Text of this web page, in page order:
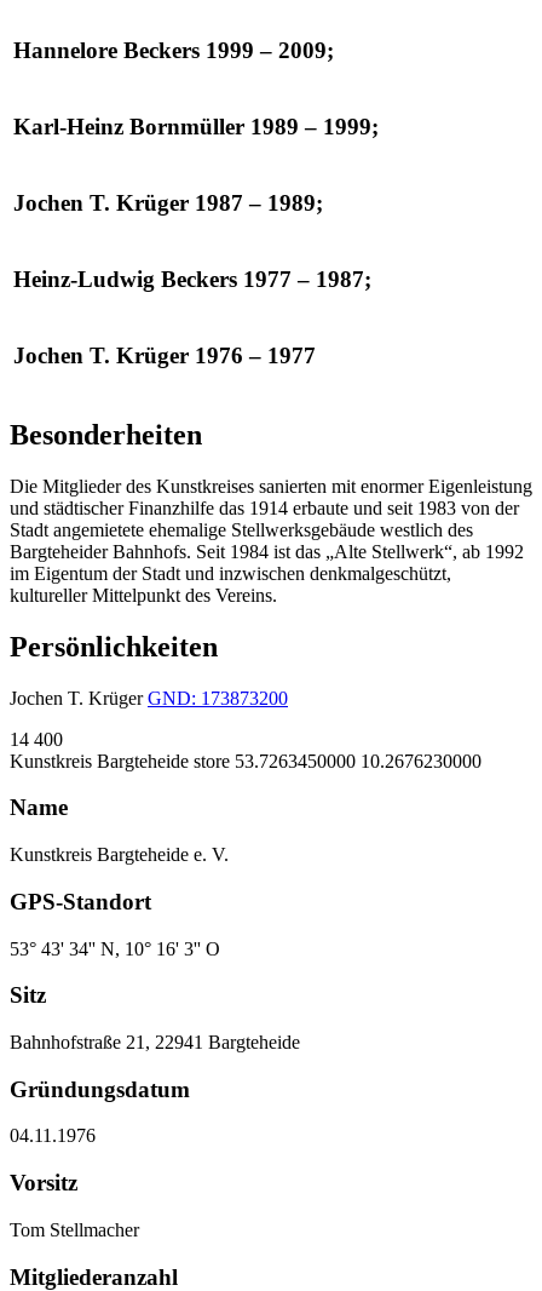
Hannelore Beckers 1999 – 2009;
Karl-Heinz Bornmüller 1989 – 1999;
Jochen T. Krüger 1987 – 1989;
Heinz-Ludwig Beckers 1977 – 1987;
Jochen T. Krüger 1976 – 1977
Besonderheiten
Die Mitglieder des Kunstkreises sanierten mit enormer Eigenleistung
und städtischer Finanzhilfe das 1914 erbaute und seit 1983 von der
Stadt angemietete ehemalige Stellwerksgebäude westlich des
Bargteheider Bahnhofs. Seit 1984 ist das „Alte Stellwerk“, ab 1992
im Eigentum der Stadt und inzwischen denkmalgeschützt,
kultureller Mittelpunkt des Vereins.
Persönlichkeiten
Jochen T. KrügerGND: 173873200
14 400
Kunstkreis Bargteheide store 53.7263450000 10.2676230000
Name
Kunstkreis Bargteheide e. V.
GPS-Standort
53° 43' 34'' N, 10° 16' 3'' O
Sitz
Bahnhofstraße 21, 22941 Bargteheide
Gründungsdatum
04.11.1976
Vorsitz
Tom Stellmacher
Mitgliederanzahl